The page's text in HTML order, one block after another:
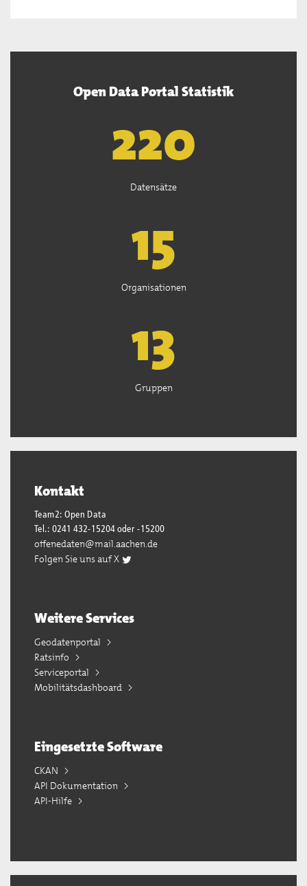
Open Data Portal Statistik
221
Datensätze
15
Organisationen
13
Gruppen
Kontakt
Team2: Open Data
Tel.: 0241 432-15204 oder -15200
offenedaten@mail.aachen.de
Folgen Sie uns auf X
Weitere Services
Geodatenportal
Ratsinfo
Serviceportal
Mobilitätsdashboard
Eingesetzte Software
CKAN
API Dokumentation
API-Hilfe